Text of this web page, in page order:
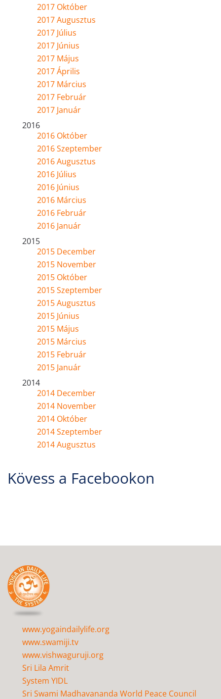
2017 Október
2017 Augusztus
2017 Július
2017 Június
2017 Május
2017 Április
2017 Március
2017 Február
2017 Január
2016
2016 Október
2016 Szeptember
2016 Augusztus
2016 Július
2016 Június
2016 Március
2016 Február
2016 Január
2015
2015 December
2015 November
2015 Október
2015 Szeptember
2015 Augusztus
2015 Június
2015 Május
2015 Március
2015 Február
2015 Január
2014
2014 December
2014 November
2014 Október
2014 Szeptember
2014 Augusztus
Kövess a Facebookon
www.yogaindailylife.org
www.swamiji.tv
www.vishwaguruji.org
Sri Lila Amrit
System YIDL
Sri Swami Madhavananda World Peace Council